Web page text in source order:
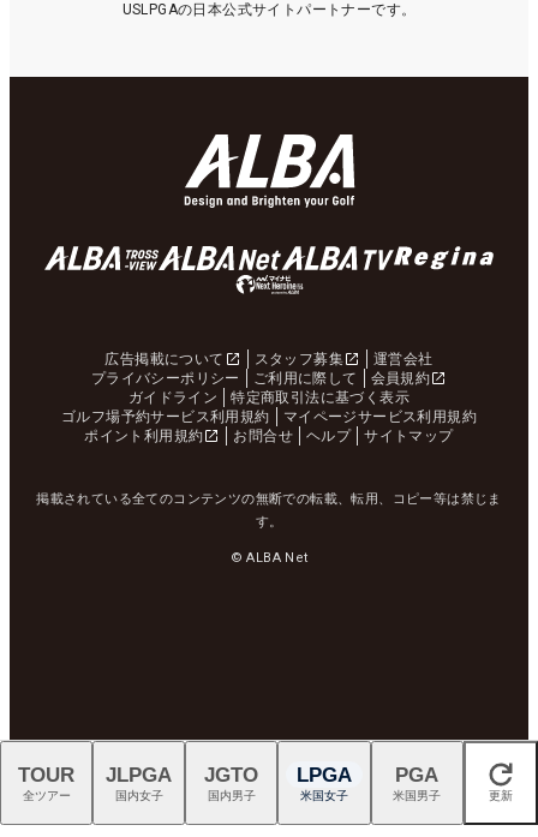
USLPGAの日本公式サイトパートナーです。
広告掲載について スタッフ募集
運営会社
プライバシーポリシー
ご利用に際して
会員規約
ガイドライン
特定商取引法に基づく表示
ゴルフ場予約サービス利用規約
マイページサービス利用規約
ポイント利用規約
お問合せ ヘルプ サイトマップ
掲載されている全てのコンテンツの無断での転載、転用、コピー等は禁じま
す。
© ALBA Net
閉じる
TOUR
全ツアー
JLPGA
国内女子
JGTO
国内男子
LPGA
米国女子
PGA
米国男子 更新